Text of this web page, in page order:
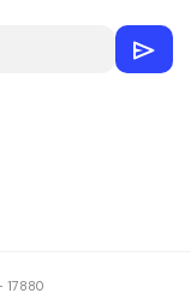
17880